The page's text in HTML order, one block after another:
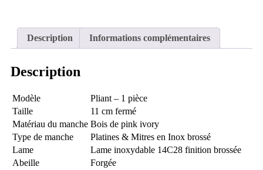
Description Informations complémentaires
Description
Modèle
Pliant – 1 pièce
Taille
11 cm fermé
Matériau du manche Bois de pink ivory
Type de manche
Platines & Mitres en Inox brossé
Lame
Lame inoxydable 14C28 finition brossée
Abeille
Forgée